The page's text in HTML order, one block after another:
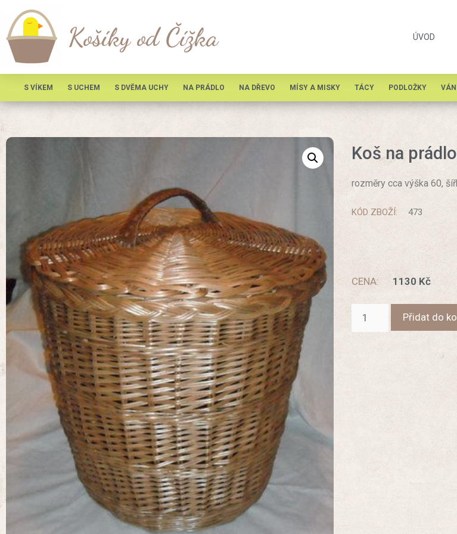
Košíky od Čížka ÚVOD
S VÍKEM S UCHEM S DVĚMA UCHY NA PRÁDLO NA DŘEVO MÍSY A MISKY TÁCY PODLOŽKY
Koš na
rozměry cca výška 60,
KÓD ZBOŽÍ: 473
CENA: 1130Kč
Přidat do